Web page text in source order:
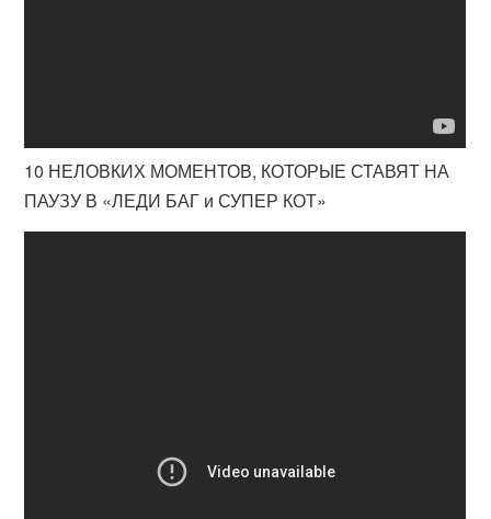
10 НЕЛОВКИХ МОМЕНТОВ, КОТОРЫЕ СТАВЯТ НА
ПАУЗУ В «ЛЕДИ БАГ и СУПЕР КОТ»